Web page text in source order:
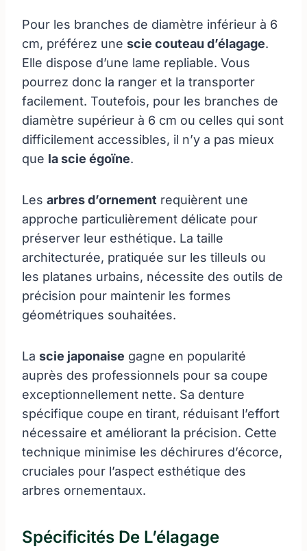
Pour les branches de diamètre inférieur à 6
cm, préférez une scie couteau d’élagage.
Elle dispose d’une lame repliable. Vous
pourrez donc la ranger et la transporter
facilement. Toutefois, pour les branches de
diamètre supérieur à 6 cm ou celles qui sont
difficilement accessibles, il n’y a pas mieux
que la scie égoïne.
Les arbres d’ornement requièrent une
approche particulièrement délicate pour
préserver leur esthétique. La taille
architecturée, pratiquée sur les tilleuls ou
les platanes urbains, nécessite des outils de
précision pour maintenir les formes
géométriques souhaitées.
La scie japonaise gagne en popularité
auprès des professionnels pour sa coupe
exceptionnellement nette. Sa denture
spécifique coupe en tirant, réduisant l’effort
nécessaire et améliorant la précision. Cette
technique minimise les déchirures d’écorce,
cruciales pour l’aspect esthétique des
arbres ornementaux.
Spécificités De L’élagage